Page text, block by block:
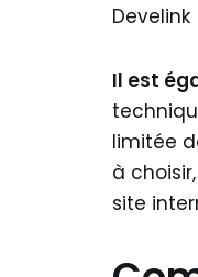
Il est
limitée
à
site